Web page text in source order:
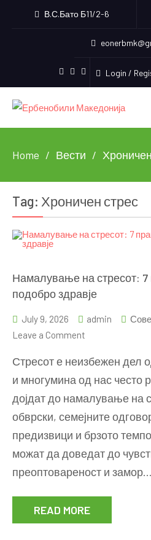
В.С.Бато Б11/2-6
Instagram
Youtube
Login /
Home Вести
Tag: Хроничен стрес
Намалување на стресот: 7
подобро здравје
July 9, 2026 admin
Leave a Comment
на
стресот:
7
практични
совети
подобро
здравје
Стресот е неизбежен дел
и многумина од нас често
дојдат до намалување на
обврски, семејните
предизвици и брзото
можат да доведат до
преоптовареност и
READ MORE